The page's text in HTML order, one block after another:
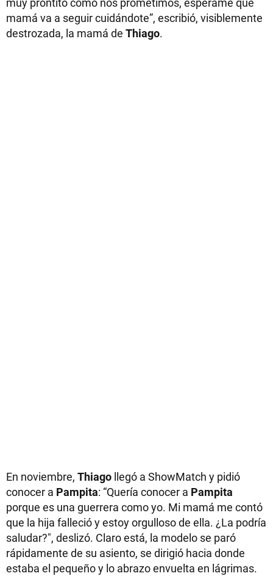
mamá va a seguir cuidándote”, escribió, visiblemente
destrozada, la mamá de Thiago.
En noviembre, Thiago llegó a ShowMatch y pidió
conocer a Pampita: “Quería conocer a Pampita
porque es una guerrera como yo. Mi mamá me contó
que la hija falleció y estoy orgulloso de ella. ¿La podría
saludar?", deslizó. Claro está, la modelo se paró
rápidamente de su asiento, se dirigió hacia donde
estaba el pequeño y lo abrazo envuelta en lágrimas.